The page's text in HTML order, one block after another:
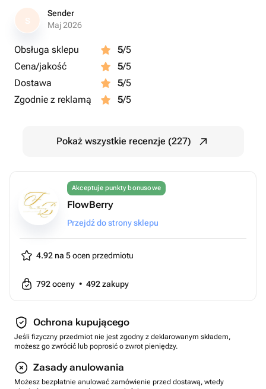
S
Sender
Maj 2026
Obsługa sklepu 5/5
Cena/jakość
5/5
Dostawa
5/5
Zgodnie z reklamą
5/5
Pokaż wszystkie recenzje (227)
Akceptuje punkty bonusowe
FlowBerry
Przejdź do strony sklepu
4.92 na 5ocen przedmiotu
792oceny • 492zakupy
Ochrona kupującego
Jeśli fizyczny przedmiot nie jest zgodny z deklarowanym składem,
możesz go zwrócić lub poprosić o zwrot pieniędzy.
Zasady anulowania
Możesz bezpłatnie anulować zamówienie przed dostawą, wtedy